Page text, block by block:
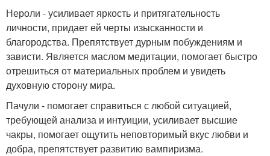
Нероли - усиливает яркость и притягательность
личности, придает ей черты изысканности и
благородства. Препятствует дурным побуждениям и
зависти. Является маслом медитации, помогает быстро
отрешиться от материальных проблем и увидеть
духовную сторону мира.
Пачули - помогает справиться с любой ситуацией,
требующей анализа и интуиции, усиливает высшие
чакры, помогает ощутить неповторимый вкус любви и
добра, препятствует развитию вампиризма.